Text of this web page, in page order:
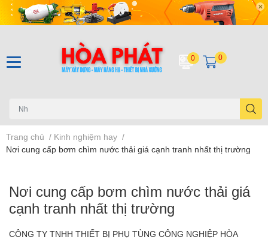
0 0
Trang chủ / Kinh nghiệm hay /
Nơi cung cấp bơm chìm nước thải giá cạnh tranh nhất thị trường
Nơi cung cấp bơm chìm nước thải giá
cạnh tranh nhất thị trường
CÔNG TY TNHH THIẾT BỊ PHỤ TÙNG CÔNG NGHIỆP HÒA